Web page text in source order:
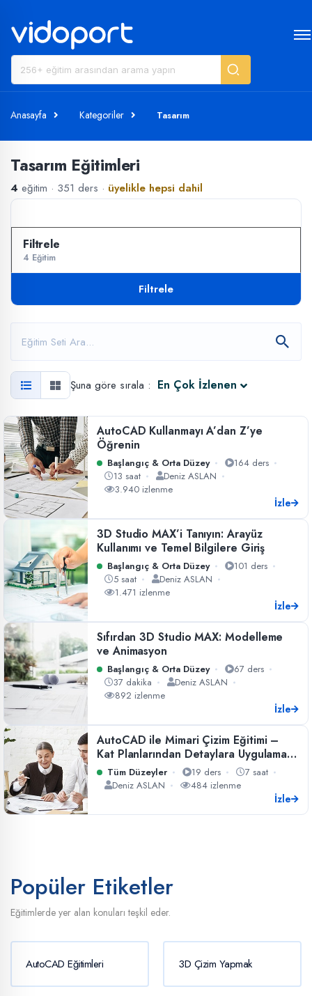
Anasayfa Kategoriler Tasarım
Tasarım Eğitimleri
4 eğitim · 351 ders · üyelikle hepsi dahil
4 Eğitim
Filtrele
Şuna göre sırala : En Çok İzlenen
AutoCAD Kullanmayı A’dan Z’ye
Öğrenin
Başlangıç & Orta Düzey
164 ders
13 saat
Deniz ASLAN
3.940 izlenme
İzle
3D Studio MAX’i Tanıyın: Arayüz
Kullanımı ve Temel Bilgilere Giriş
Başlangıç & Orta Düzey
101 ders
5 saat
Deniz ASLAN
1.471 izlenme
İzle
Sıfırdan 3D Studio MAX: Modelleme
ve Animasyon
Başlangıç & Orta Düzey
67 ders
37 dakika
Deniz ASLAN
892 izlenme
İzle
AutoCAD ile Mimari Çizim Eğitimi –
Kat Planlarından Detaylara Uygulamalı
Rehber
Tüm Düzeyler 19 ders
7 saat
Deniz ASLAN
484 izlenme
İzle
Popüler Etiketler
Eğitimlerde yer alan konuları teşkil eder.
AutoCAD Eğitimleri 3D Çizim Yapmak